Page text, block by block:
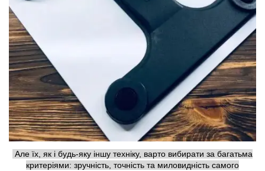
Але їх, як і будь-яку іншу техніку, варто вибирати за багатьма
критеріями: зручність, точність та миловидність самого